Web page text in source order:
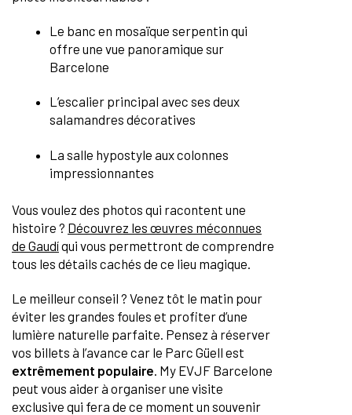
Le banc en mosaïque serpentin qui
offre une vue panoramique sur
Barcelone
L’escalier principal avec ses deux
salamandres décoratives
La salle hypostyle aux colonnes
impressionnantes
Vous voulez des photos qui racontent une
histoire ? Découvrez les œuvres méconnues
de Gaudíqui vous permettront de comprendre
tous les détails cachés de ce lieu magique.
Le meilleur conseil ? Venez tôt le matin pour
éviter les grandes foules et profiter d’une
lumière naturelle parfaite. Pensez à réserver
vos billets à l’avance car le Parc Güell est
extrêmement populaire . My EVJF Barcelone
peut vous aider à organiser une visite
exclusive qui fera de ce moment un souvenir